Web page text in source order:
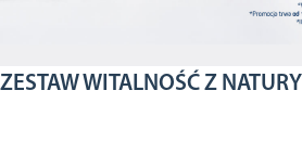
ZESTAW WITALNOŚĆ Z NATURY